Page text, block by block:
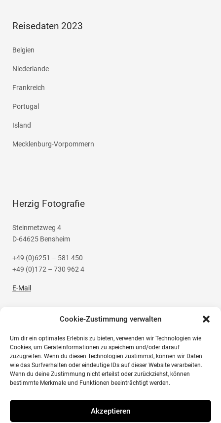
Cookie-Zustimmung verwalten
Um dir ein optimales Erlebnis zu bieten, verwenden wir Technologien wie
Cookies, um Geräteinformationen zu speichern und/oder darauf
zuzugreifen. Wenn du diesen Technologien zustimmst, können wir Daten
wie das Surfverhalten oder eindeutige IDs auf dieser Website verarbeiten.
Wenn du deine Zustimmung nicht erteilst oder zurückziehst, können
bestimmte Merkmale und Funktionen beeinträchtigt werden.
Akzeptieren
Reisedaten 2023
Belgien
Niederlande
Frankreich
Portugal
Island
Mecklenburg-Vorpommern
Herzig Fotografie
Steinmetzweg 4
D-64625 Bensheim
+49 (0)6251 – 581 450
+49 (0)172 – 730 962 4
E-Mail
Social Media
Instagram